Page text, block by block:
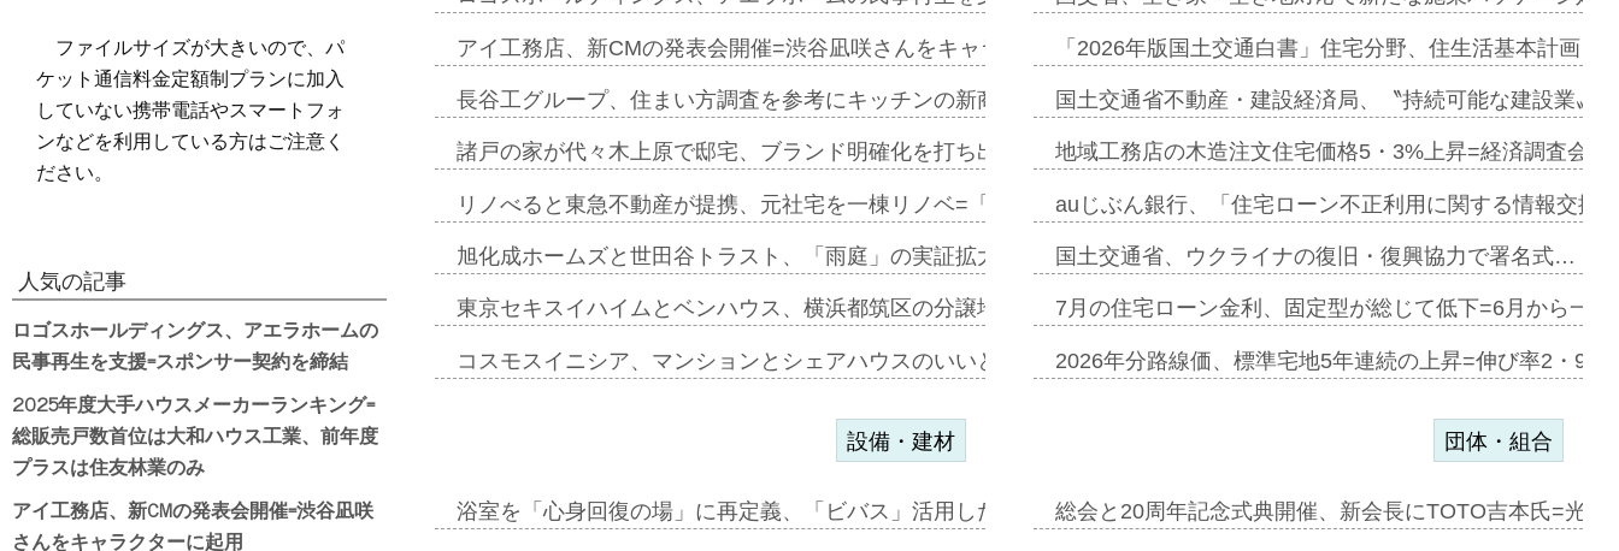
アイ工務店、新CMの発表会開催=渋谷凪咲さんをキャラクターに起用…
長谷工グループ、住まい方調査を参考にキッチンの新商品=「ファミーレキ…
諸戸の家が代々木上原で邸宅、ブランド明確化を打ち出す=年内にも城南エ…
リノべると東急不動産が提携、元社宅を一棟リノベ=「職住遊」融合型の賃…
旭化成ホームズと世田谷トラスト、「雨庭」の実証拡大へ=ガーデンカフェ…
東京セキスイハイムとベンハウス、横浜都筑区の分譲地開発で初協業=お互…
コスモスイニシア、マンションとシェアハウスのいいとこどりのコリビング…
「2026年版国土交通白書」住宅分野、住生活基本計画
国土交通省不動産・建設経済局、〝持続可能な建設業〟
地域工務店の木造注文住宅価格5・3%上昇=経済調査会
auじぶん銀行、「住宅ローン不正利用に関する情報交換
国土交通省、ウクライナの復旧・復興協力で署名式…
7月の住宅ローン金利、固定型が総じて低下=6月から一
2026年分路線価、標準宅地5年連続の上昇=伸び率2・
設備・建材
浴室を「心身回復の場」に再定義、「ビバス」活用した新入浴法を提案=P…
団体・組合
総会と20周年記念式典開催、新会長にTOTO吉本氏=光
ファイルサイズが大きいので、パ
ケット通信料金定額制プランに加入
していない携帯電話やスマートフォ
ンなどを利用している方はご注意く
ださい。
人気の記事
ロゴスホールディングス、アエラホームの
民事再生を支援=スポンサー契約を締結
2025年度大手ハウスメーカーランキング=
総販売戸数首位は大和ハウス工業、前年度
プラスは住友林業のみ
アイ工務店、新CMの発表会開催=渋谷凪咲
さんをキャラクターに起用